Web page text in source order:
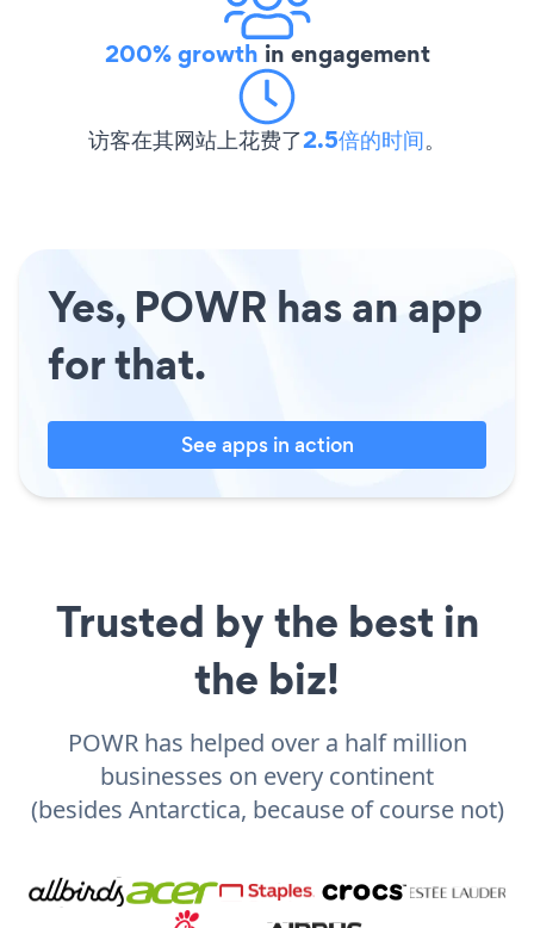
200% growth in engagement
访客在其网站上花费了2.5倍的时间。
Yes, POWR has an app
for that.
See apps in action
Trusted by the best in
the biz!
POWR has helped over a half million
businesses on every continent
(besides Antarctica, because of course not)